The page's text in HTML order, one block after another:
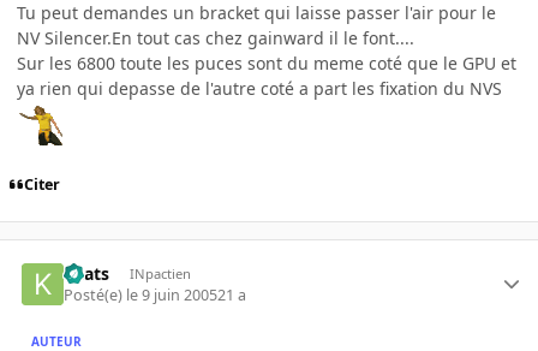
Tu peut demandes un bracket qui laisse passer l'air pour le
NV Silencer.En tout cas chez gainward il le font....
Sur les 6800 toute les puces sont du meme coté que le GPU et
ya rien qui depasse de l'autre coté a part les fixation du NVS
Citer
Keats INpactien
Posté(e) le 9 juin 200521 a
AUTEUR